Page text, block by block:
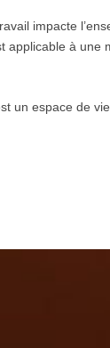
impacte
applicable à une
un espace de